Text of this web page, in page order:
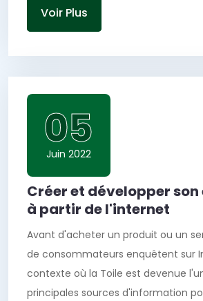
Voir Plus
05
Juin 2022
Créer et développer
à partir de l'internet
Avant d'acheter un produit ou un
de consommateurs enquêtent sur
contexte où la Toile est devenue
principales sources d'information